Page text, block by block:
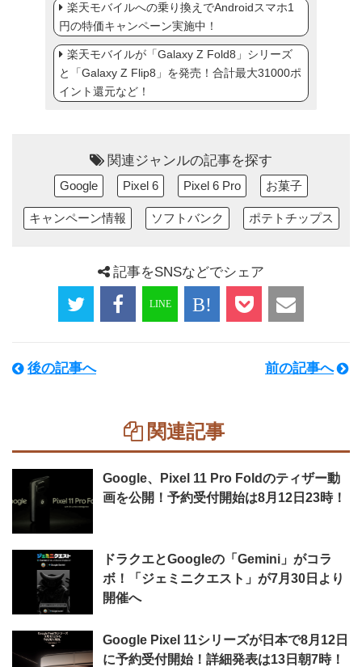
楽天モバイルへの乗り換えでAndroidスマホ1
円の特価キャンペーン実施中！
楽天モバイルが「Galaxy Z Fold8」シリーズ
と「Galaxy Z Flip8」を発売！合計最大31000ポ
イント還元など！
関連ジャンルの記事を探す
Google Pixel 6 Pixel 6 Pro お菓子
キャンペーン情報 ソフトバンク ポテトチップス
記事をSNSなどでシェア
後の記事へ 前の記事へ
関連記事
Google、Pixel 11 Pro Foldのティザー動
画を公開！予約受付開始は8月12日23時！
ドラクエとGoogleの「Gemini」がコラ
ボ！「ジェミニクエスト」が7月30日より
開催へ
Google Pixel 11シリーズが日本で8月12日
に予約受付開始！詳細発表は13日朝7時！